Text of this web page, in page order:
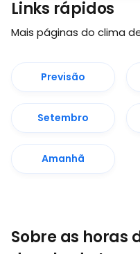
Links rápidos
Mais páginas do clima
Previsão
Setembro
Amanhã
Sobre as horas